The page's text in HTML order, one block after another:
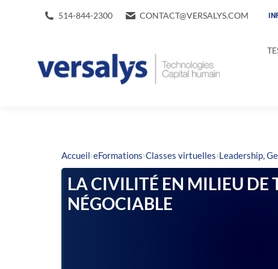
514-844-2300 CONTACT@VERSALYS.COM
Accueil›eFormations›Classes virtuelles›Leadership,
LA CIVILITÉ EN MILIEU DE
NÉGOCIABLE